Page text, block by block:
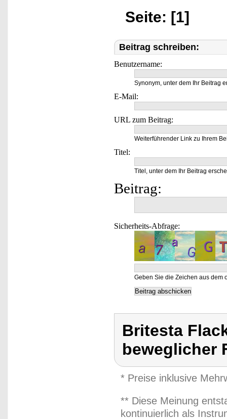
Seite: [1]
Beitrag schreiben:
Benutzername:
Synonym, unter dem Ihr Beitrag
E-Mail:
URL zum Beitrag:
Weiterführender Link zu Ihrem
Titel:
Titel, unter dem Ihr Beitrag
Beitrag:
Sicherheits-Abfrage:
Geben Sie die Zeichen aus dem
Britesta
beweglicher
* Preise inklusive
** Diese Meinung
kontinuierlich als